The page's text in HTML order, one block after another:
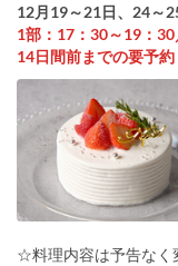
12月19～21日、24～
1部：17：30～19：
14日間前までの要予約
☆料理内容は予告なく